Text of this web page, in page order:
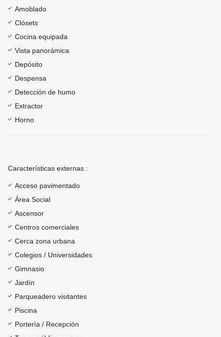
Amoblado
Clósets
Cocina equipada
Vista panorámica
Depósito
Despensa
Detección de humo
Extractor
Horno
Características externas :
Acceso pavimentado
Área Social
Ascensor
Centros comerciales
Cerca zona urbana
Colegios / Universidades
Gimnasio
Jardín
Parqueadero visitantes
Piscina
Portería / Recepción